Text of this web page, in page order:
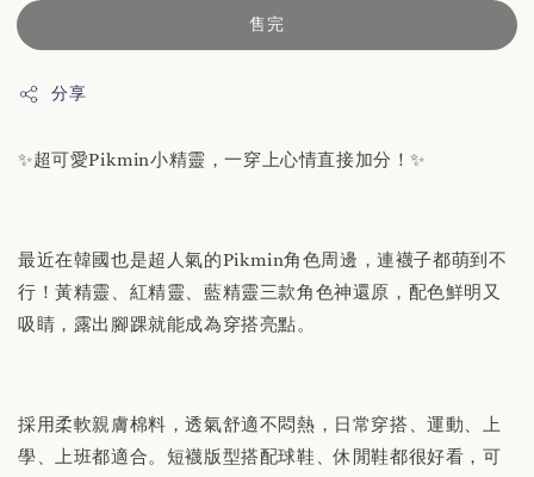
售完
分享
✨超可愛Pikmin小精靈，一穿上心情直接加分！✨
最近在韓國也是超人氣的Pikmin角色周邊，連襪子都萌到不
行！黃精靈、紅精靈、藍精靈三款角色神還原，配色鮮明又
吸睛，露出腳踝就能成為穿搭亮點。
採用柔軟親膚棉料，透氣舒適不悶熱，日常穿搭、運動、上
學、上班都適合。短襪版型搭配球鞋、休閒鞋都很好看，可